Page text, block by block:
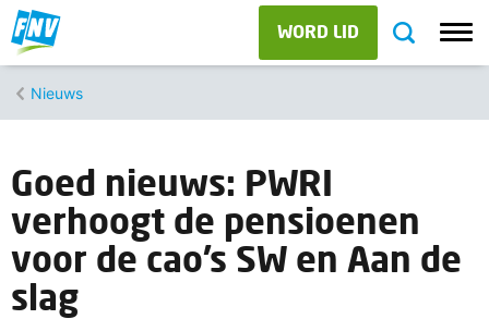
WORD LID
Nieuws
Goed nieuws: PWRI
verhoogt de pensioenen
voor de cao’s SW en Aan de
slag